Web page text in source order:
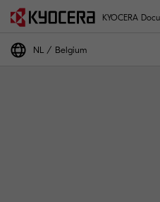
KYOCERA
NL Belgium